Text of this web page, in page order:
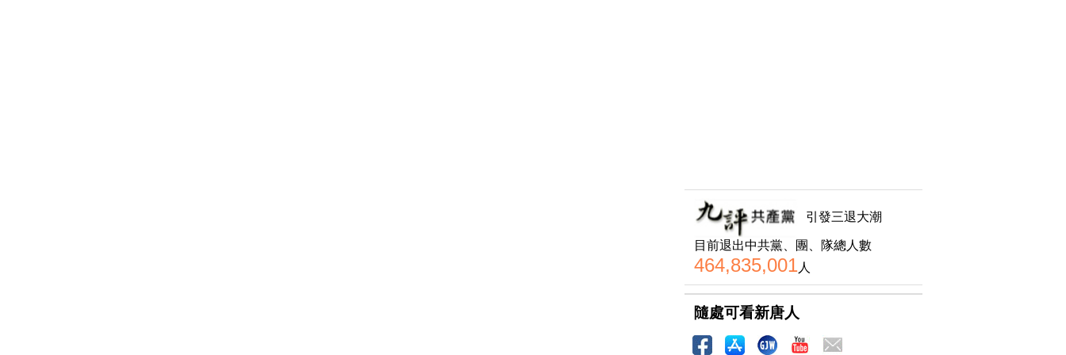
引發三退大潮
目前退出中共黨、團、隊總人數
464,835,001人
隨處可看新唐人